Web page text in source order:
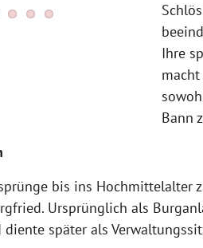
Ihre
Bann
bis ins Hochmittelalter
Ursprünglich als
später als